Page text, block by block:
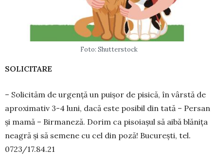
Foto: Shutterstock
SOLICITARE
– Solicităm de ur­gen­ță un puișor de pi­sică, în vârstă de
apro­ximativ 3-4 luni, dacă este po­sibil din tată – Persan
și ma­­mă – Bir­maneză. Do­rim ca piso­ia­șul să aibă blănița
nea­gră și să se­mene cu cel din poză! Bucu­rești, tel.
0723/17.84.21